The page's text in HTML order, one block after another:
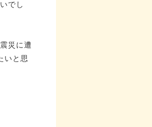
でし
災に遭
いと思